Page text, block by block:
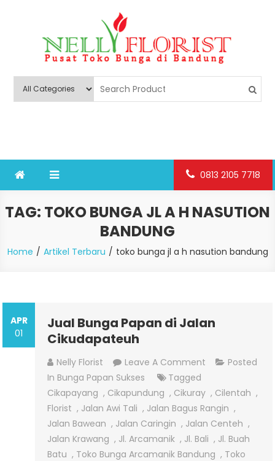
Nelly Florist Bandung
0813 2105 7718
TAG: TOKO BUNGA JL A H NASUTION
BANDUNG
Home Artikel Terbaru toko bunga jl a h nasution bandung
APR
01
Jual Bunga Papan di Jalan
Cikudapateuh
Nelly Florist Leave A Comment On
Bunga
Papan
Di
Jalan
Cikudapateuh
Posted
In Bunga Papan Sukses
Tagged
Cikapayang , Cikapundung , Cikuray , Cilentah ,
Florist , Jalan Awi Tali , Jalan Bagus Rangin ,
Jalan Bawean , Jalan Caringin , Jalan Centeh ,
Jalan Krawang , Jl. Arcamanik , Jl. Bali , Jl. Buah
Batu , Toko Bunga Arcamanik Bandung , Toko